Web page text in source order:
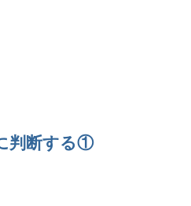
判断する①